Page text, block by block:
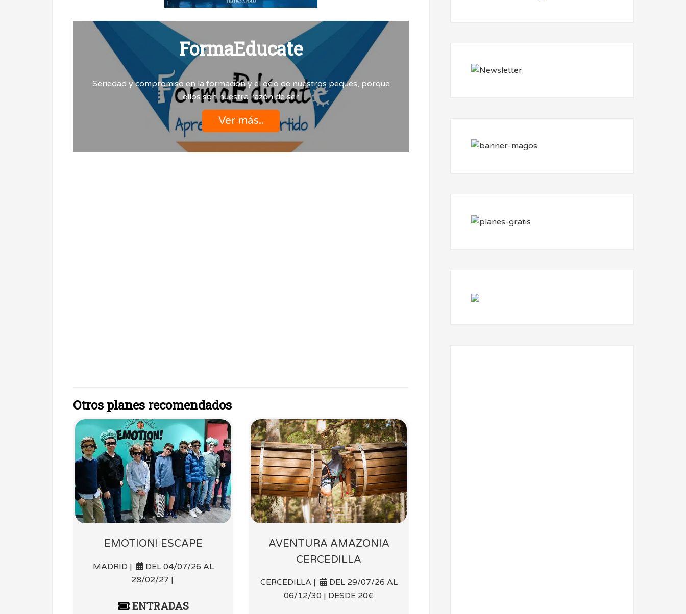
FormaEducate
Seriedad y compromiso en la formación y el ocio de nuestros peques, porque
ellos son nuestra razón de ser
Ver más..
Otros planes recomendados
EMOTION! ESCAPE
MADRID |
DEL 04/07/26 AL
28/02/27 |
ENTRADAS
AVENTURA AMAZONIA
CERCEDILLA
CERCEDILLA |
DEL 29/07/26 AL
06/12/30 | DESDE 20€